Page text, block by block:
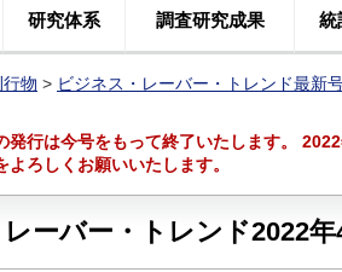
研究体系 調査研究成果 統
行物 > ビジネス・レーバー・トレンド最新
発行は今号をもって終了いたします。
よろしくお願いいたします。
ーバー・トレンド2022年